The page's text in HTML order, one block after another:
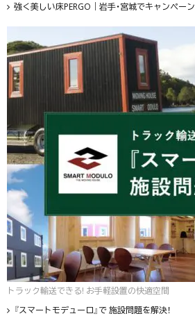
強く美しい床PERGO｜岩手・宮城でキャンペーン
トラック輸送できる! お手軽設置の快適空間
『スマートモデューロ』で 施設問題を解決！